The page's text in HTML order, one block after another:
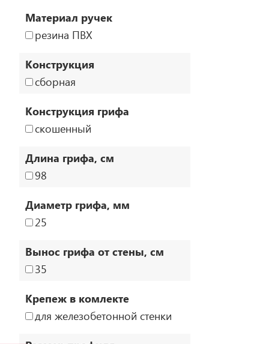
Материал ручек
резина ПВХ
Конструкция
сборная
Конструкция грифа
скошенный
Длина грифа, см
98
Диаметр грифа, мм
25
Вынос грифа от стены, см
35
Крепеж в комлекте
для железобетонной стенки